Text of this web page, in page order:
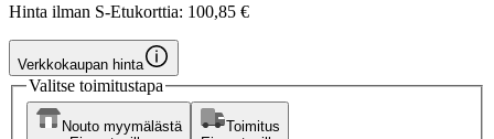
Hinta ilman S-Etukorttia: 100,85 €
Verkkokaupan hinta
Valitse toimitustapa
Nouto myymälästä
Toimitus